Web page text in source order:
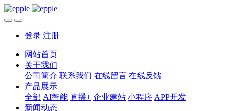
登录 注册
网站首页
关于我们
公司简介 联系我们 在线留言 在线反馈
产品展示
全部 AI智能 直播+ 企业建站 小程序 APP开发
新闻动态